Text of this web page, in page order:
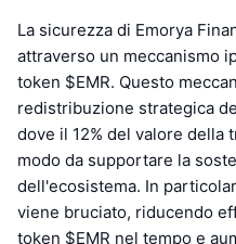
La sicurezza di Emorya
attraverso un meccanismo
token $EMR. Questo
redistribuzione strategica
dove il 12% del valore della
modo da supportare la
dell'ecosistema. In
viene bruciato, riducendo
token $EMR nel tempo e